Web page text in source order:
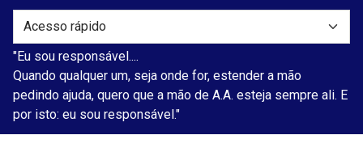
"Eu sou responsável....
Quando qualquer um, seja onde for, estender a mão
pedindo ajuda, quero que a mão de A.A. esteja sempre ali. E
por isto: eu sou responsável."